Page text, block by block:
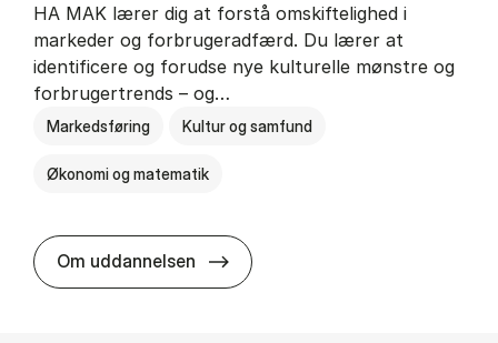
HA MAK lærer dig at forstå omskiftelighed i
markeder og forbrugeradfærd. Du lærer at
identificere og forudse nye kulturelle mønstre og
forbrugertrends – og…
Markedsføring Kultur og samfund
Økonomi og matematik
Om uddannelsen HA i mar­keds- og kul­tu­r­a­na­ly­se